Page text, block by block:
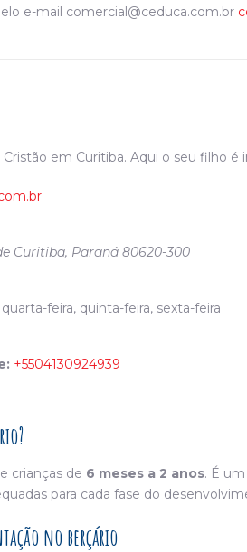
e-mail comercial@ceduca.com.br
em Curitiba. Aqui o seu filho
Curitiba, Paraná 80620-300
feira, quinta-feira, sexta-feira
+5504130924939
crianças de 6 meses a 2 anos. É
para cada fase do
no berçário